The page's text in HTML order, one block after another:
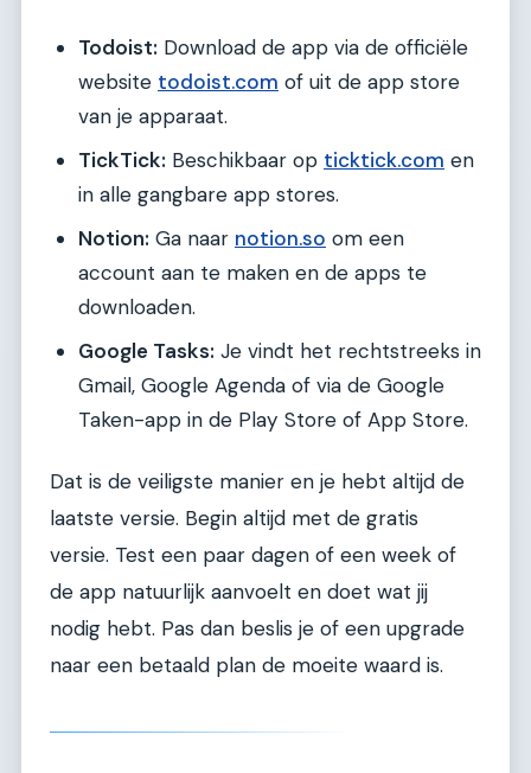
Todoist: Download de app via de officiële
website todoist.com of uit de app store
van je apparaat.
TickTick: Beschikbaar op ticktick.com en
in alle gangbare app stores.
Notion: Ga naar notion.so om een
account aan te maken en de apps te
downloaden.
Google Tasks: Je vindt het rechtstreeks in
Gmail, Google Agenda of via de Google
Taken-app in de Play Store of App Store.
Dat is de veiligste manier en je hebt altijd de
laatste versie. Begin altijd met de gratis
versie. Test een paar dagen of een week of
de app natuurlijk aanvoelt en doet wat jij
nodig hebt. Pas dan beslis je of een upgrade
naar een betaald plan de moeite waard is.